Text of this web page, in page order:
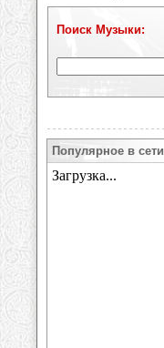
Поиск Музыки:
Популярное в сети